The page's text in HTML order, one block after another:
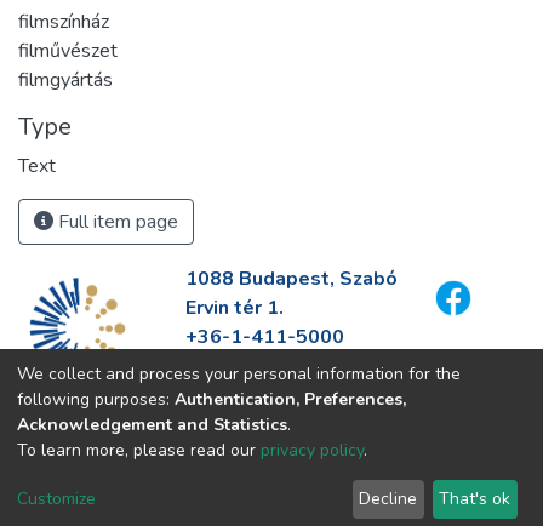
filmszínház
filművészet
filmgyártás
Type
Text
Full item page
1088 Budapest, Szabó
Ervin tér 1.
+36-1-411-5000
info@fszek.hu
https://fszek.hu
We collect and process your personal information for the
following purposes: Authentication, Preferences,
Acknowledgement and Statistics.
To learn more, please read our privacy policy.
Customize Decline That's ok